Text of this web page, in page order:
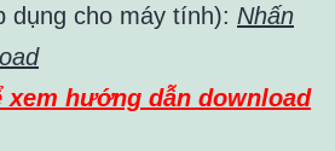
dụng cho máy tính): Nhấn
xem hướng dẫn download